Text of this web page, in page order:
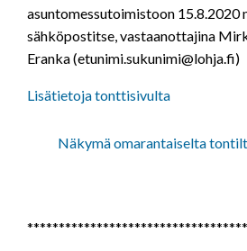
asuntomessutoimistoon 15.8.2020
sähköpostitse, vastaanottajina
Eranka (etunimi.sukunimi@lohja.fi)
Lisätietoja tonttisivulta
Näkymä omarantaiselta